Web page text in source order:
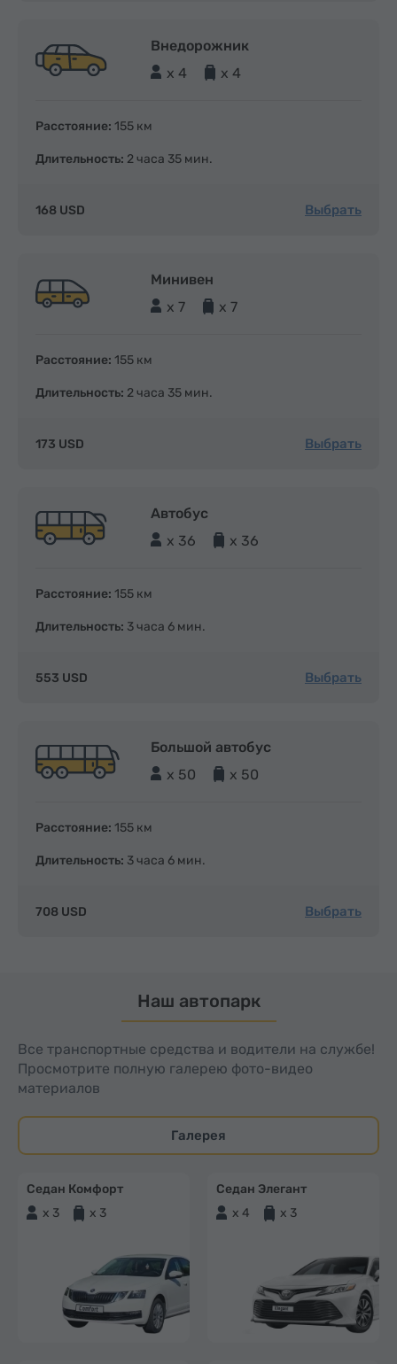
Внедорожник
x 4
x 4
Расстояние: 155 км
Длительность: 2 часа 35 мин.
168 USD Выбрать
Минивен
x 7
x 7
Расстояние: 155 км
Длительность: 2 часа 35 мин.
173 USD Выбрать
Автобус
x 36
x 36
Расстояние: 155 км
Длительность: 3 часа 6 мин.
553 USD Выбрать
Большой автобус
x 50
x 50
Расстояние: 155 км
Длительность: 3 часа 6 мин.
708 USD Выбрать
Наш автопарк
Все транспортные средства и водители на службе!
Просмотрите полную галерею фото-видео
материалов
Галерея
Седан Комфорт
x 3
x 3
Седан Элегант
x 4
x 3